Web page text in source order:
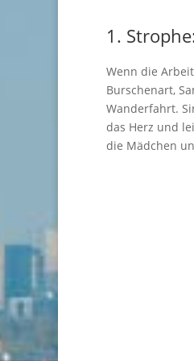
1.
Wenn die
Burschenart,
Wanderfahrt.
das Herz und
die Mädchen